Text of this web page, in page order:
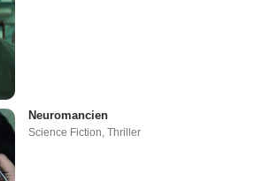
Neuromancien
Science Fiction ,Thriller